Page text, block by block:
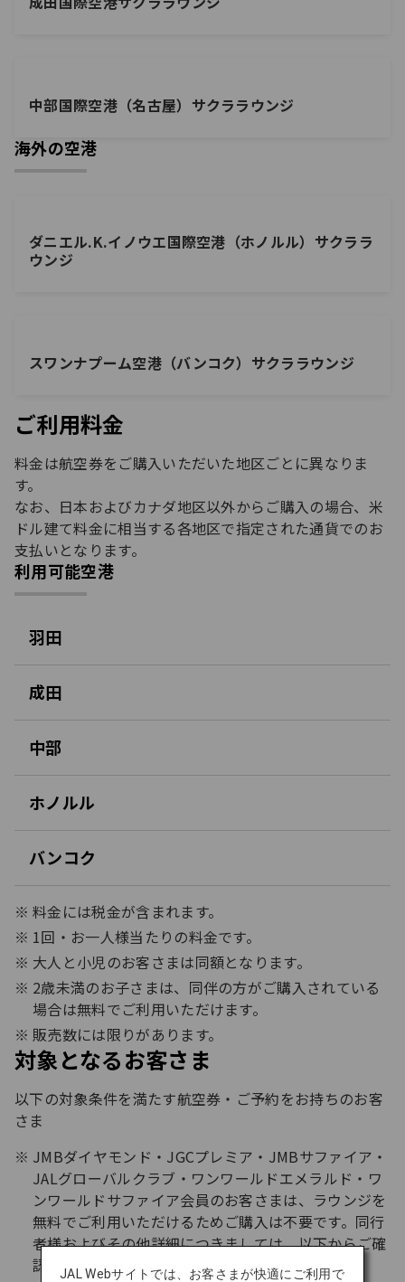
中部国際空港（名古屋）サクララウンジ
海外の空港
ダニエル.K.イノウエ国際空港（ホノルル）サクララ
ウンジ
スワンナプーム空港（バンコク）サクララウンジ
ご利用料金
料金は航空券をご購入いただいた地区ごとに異なりま
す。
なお、日本およびカナダ地区以外からご購入の場合、米
ドル建て料金に相当する各地区で指定された通貨でのお
支払いとなります。
利用可能空港
羽田
く
成田
く
中部
く
ホノルル
く
バンコク
く
料金には税金が含まれます。
1回・お一人様当たりの料金です。
大人と小児のお客さまは同額となります。​
2歳未満のお子さまは、同伴の方がご購入されている
場合は無料でご利用いただけます。
販売数には限りがあります。
対象となるお客さま
以下の対象条件を満たす航空券・ご予約をお持ちのお客
さま​
JMBダイヤモンド・JGCプレミア・JMBサファイア・
JALグローバルクラブ・ワンワールドエメラルド・ワ
ンワールドサファイア会員のお客さまは、ラウンジを
無料でご利用いただけるためご購入は不要です。同行
者様およびその他詳細につきましては、以下からご確
認ください。
JAL Webサイトでは、お客さまが快適にご利用で